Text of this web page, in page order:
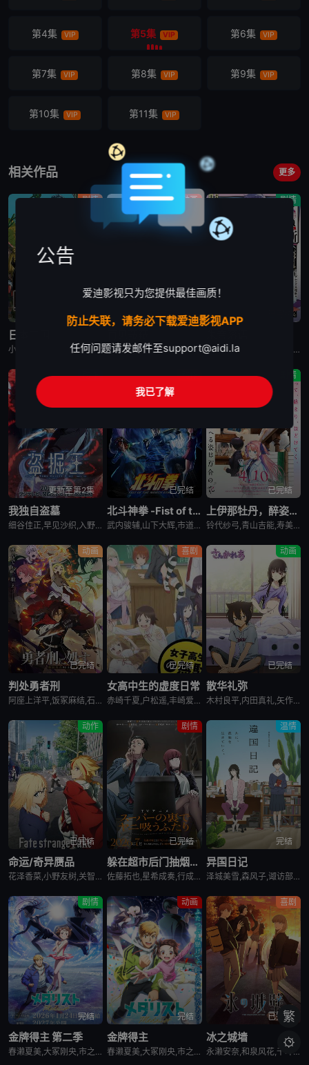
第4集 VIP 第5集 VIP 第6集 VIP
第7集 VIP 第8集 VIP 第9集 VIP
第10集 VIP 第11集 VIP
相关作品 更多
剧情
已完结
日本三国
小野贤章,福山润,濑户麻沙美,山路和弘,中村悠一,长嶝高士,木村太飞,潘惠美,津田美波,堀内贤雄
动画
更新至第2集
菱川花菜,川石奈奈,深见梨加,村濑步,大野智敬,真殿光昭,住友七绘,寺杣昌纪,津田美波,山本和臣
剧情
永濑安奈,江口拓也,高桥李依,福山润,岛崎信长,小林千晃,阿座上洋平,山下诚一郎,盐野瑛久,寺杣昌纪,大塚明夫
动作
更新至第2集
我独自盗墓
细谷佳正,早见沙织,入野自由,诹访部顺一
动作
已完结
北斗神拳 -Fist of the North Star-
武内骏辅,山下大辉,市道真央
剧情
已完结
上伊那牡丹，醉姿如百合
铃代纱弓,青山吉能,寿美菜子,天海由梨奈,富田美忧,河濑茉希
动画
已完结
判处勇者刑
阿座上洋平,饭冢麻结,石上静香,堀江瞬,土岐隼一,上田燿司,松冈祯丞,福岛润,千叶翔也,日笠阳子,中村悠一,大西沙织
喜剧
已完结
女高中生的虚度日常
赤崎千夏,户松遥,丰崎爱生,长绳麻理亚,富田美忧,高桥李依,佐藤聪美,市道真央,兴津和幸,上田丽奈,名冢佳织,落合福嗣,松冈祯丞,岛崎信长
动画
已完结
散华礼弥
木村良平,内田真礼,矢作纱友里,井口裕香,荻野晴朗,石冢运升,西山宏太朗,桑岛法子,岩濑周平,西口杏里沙
动作
已完结
命运/奇异赝品
花泽香菜,小野友树,关智一,诸星堇,小林优,Lynn,小西克幸,内田真礼,森久保祥太郎,羽多野涉,松冈祯丞,堀内贤雄,古贺葵,橘龙丸,浪川大辅,榎木淳弥,咲野俊介
剧情
已完结
躲在超市后门抽烟的两人
佐藤拓也,星希成奏,行成桃姬,丰口惠美,安田陆矢,日笠阳子,高桥伸也
温情
完结
异国日记
泽城美雪,森风子,诹访部顺一,诸星堇,松井惠理子,近藤隆,大原沙耶香
剧情
完结
金牌得主 第二季
春濑夏美,大冢刚央,市之濑加那,内田雄马,小市真琴,坂泰斗,阿部菜摘子,伊藤舞音,长绳麻理亚,田中美海,远野光,田中贵子,夏吉优子,山村响,蓝原琴美,茅野爱衣
动画
完结
金牌得主
春濑夏美,大冢刚央,市之濑加那,内田雄马
喜剧
已完结
冰之城墙
永濑安奈,和泉风花,千叶翔也,猪股慧士,新福樱,小林千晃,鬼头明里,波多野翔,川井田夏海
繁

公告
爱迪影视只为您提供最佳画质！
防止失联，请务必下载爱迪影视APP
任何问题请发邮件至support@aidi.la
我已了解